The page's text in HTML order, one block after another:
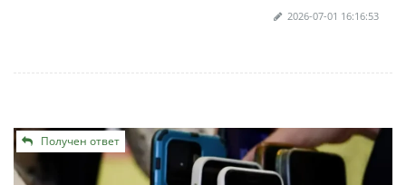
2026-07-01 16:16:53
Получен ответ